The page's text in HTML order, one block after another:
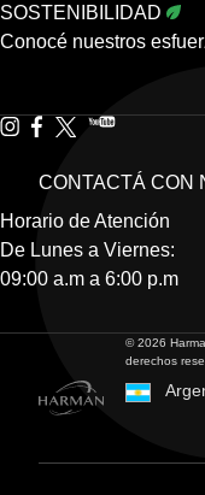
SOSTENIBILIDAD
Conocé nuestros
CONTACTÁ CON
Horario de Atención
De Lunes a Viernes:
09:00 a.m a 6:00 p.m
© 2026
derechos